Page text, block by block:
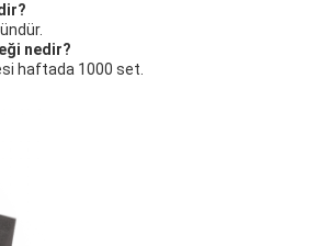
nedir?
haftada 1000 set.